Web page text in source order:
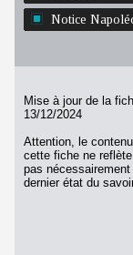
Notice
Mise à jour de la
13/12/2024
Attention, le
cette fiche ne reflète
pas nécessairement
dernier état du